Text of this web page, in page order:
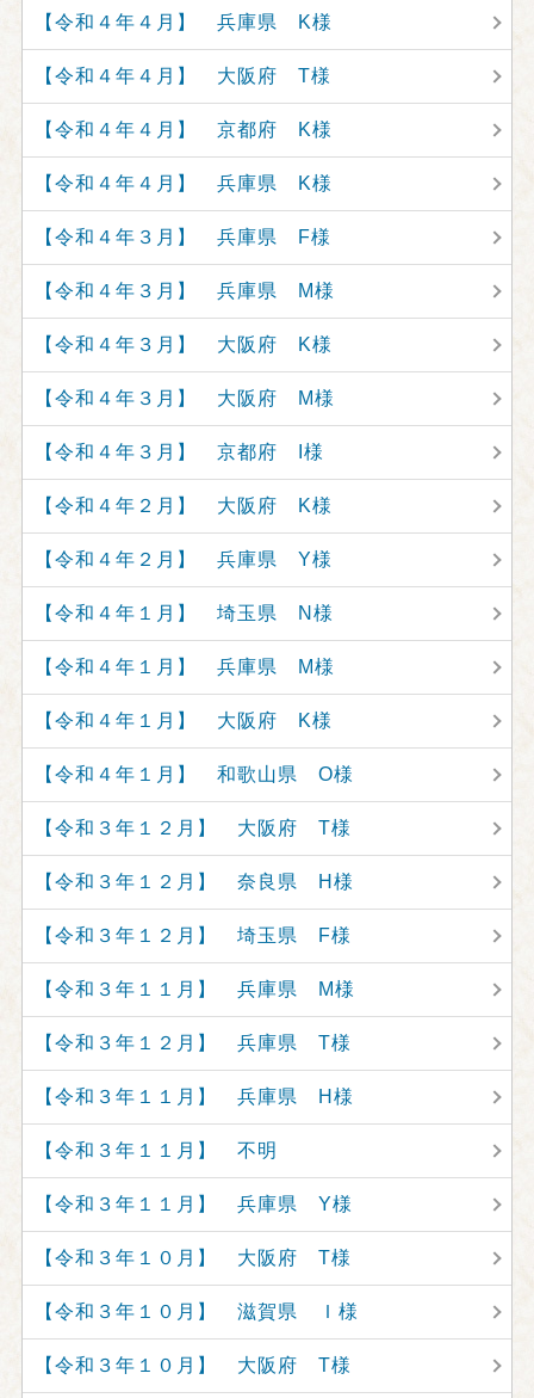
【令和４年４月】 兵庫県 K様
【令和４年４月】 大阪府 T様
【令和４年４月】 京都府 K様
【令和４年４月】 兵庫県 K様
【令和４年３月】 兵庫県 F様
【令和４年３月】 兵庫県 M様
【令和４年３月】 大阪府 K様
【令和４年３月】 大阪府 M様
【令和４年３月】 京都府 I様
【令和４年２月】 大阪府 K様
【令和４年２月】 兵庫県 Y様
【令和４年１月】 埼玉県 N様
【令和４年１月】 兵庫県 M様
【令和４年１月】 大阪府 K様
【令和４年１月】 和歌山県 O様
【令和３年１２月】 大阪府 T様
【令和３年１２月】 奈良県 H様
【令和３年１２月】 埼玉県 F様
【令和３年１１月】 兵庫県 M様
【令和３年１２月】 兵庫県 T様
【令和３年１１月】 兵庫県 H様
【令和３年１１月】 不明
【令和３年１１月】 兵庫県 Y様
【令和３年１０月】 大阪府 T様
【令和３年１０月】 滋賀県 Ｉ様
【令和３年１０月】 大阪府 T様